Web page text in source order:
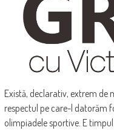
Există, declarativ, extrem de
respectul pe care-l datorăm
olimpiadele sportive. E